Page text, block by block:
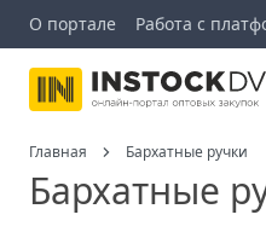
О портале Работа с
Главная Бархатные ручки
Бархатные